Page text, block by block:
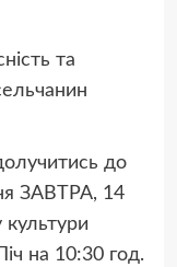
та
до
ЗАВТРА, 14
культури
на 10:30 год.